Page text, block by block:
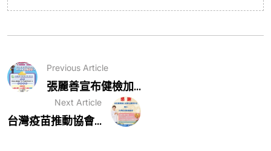
Previous Article
張麗善宣布健檢加...
Next Article
台灣疫苗推動協會...